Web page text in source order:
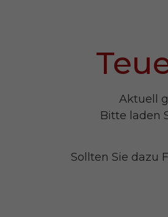
Aktuell
Bitte laden
Sollten Sie dazu